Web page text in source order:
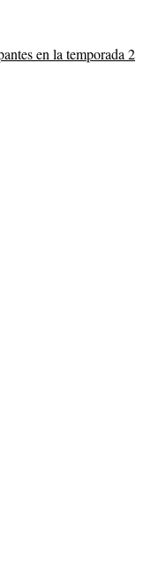
en la temporada 2